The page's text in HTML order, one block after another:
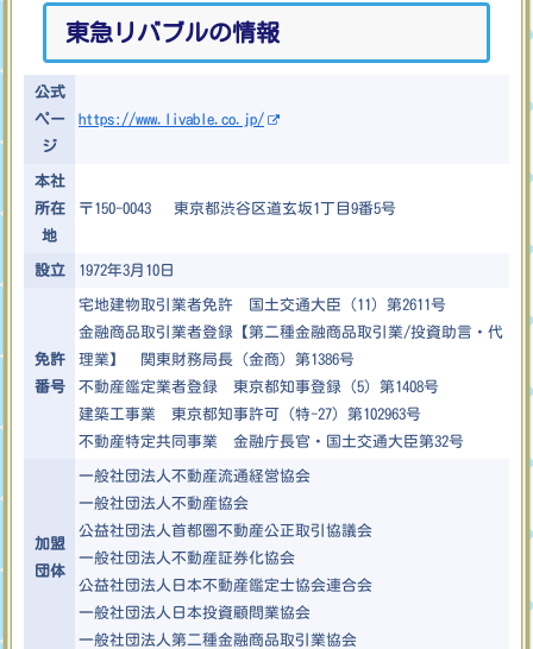
東急リバブルの情報
公式
ペー
ジ
https://www.livable.co.jp/
本社
所在
地
〒150-0043 東京都渋谷区道玄坂1丁目9番5号
設立 1972年3月10日
免許
番号
宅地建物取引業者免許 国土交通大臣（11）第2611号
金融商品取引業者登録【第二種金融商品取引業/投資助言・代
理業】 関東財務局長（金商）第1386号
不動産鑑定業者登録 東京都知事登録（5）第1408号
建築工事業 東京都知事許可（特-27）第102963号
不動産特定共同事業 金融庁長官・国土交通大臣第32号
加盟
団体
一般社団法人不動産流通経営協会
一般社団法人不動産協会
公益社団法人首都圏不動産公正取引協議会
一般社団法人不動産証券化協会
公益社団法人日本不動産鑑定士協会連合会
一般社団法人日本投資顧問業協会
一般社団法人第二種金融商品取引業協会